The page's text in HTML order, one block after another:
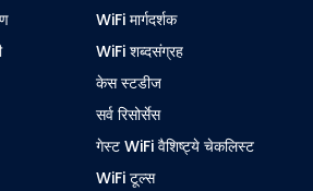
WiFi मार्गदर्शक
WiFi शब्दसंग्रह
केस स्टडीज
सर्व रिसोर्सेस
गेस्ट WiFi वैशिष्ट्ये चेकलिस्ट
WiFi टूल्स